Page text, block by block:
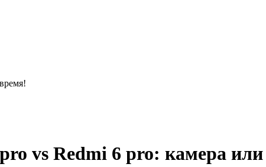
vs Redmi 6 pro: камера или